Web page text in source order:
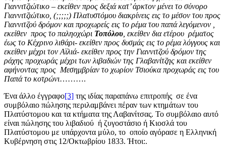
Γιαννιτζιώτικο – εκείθεν προς δεξιά κατ’ άρκτον μένει το σύνορο
Γιαννιτζιώτικο, (;;;;;) Πλατυστόμου διακρίνεις εις το μέσον του προς
Γιαννιτζού δρόμον και προχωρείς εις το ρέμα του παπά λεγόμενον ,
εκείθεν προς το παληοχώρι Τοπόλου , εκείθεν δια ετέρου ρέματος
έως το Κέχρινο λιθάρι- εκείθεν προς δυσμάς εις το ρέμα λόγγους και
εκείθεν μέχρι τον Αϊλιά- εκείθεν προς την Γιαννιτζού δρόμον της
ράχης προχωράς μέχρι των λιβαδιών της Γλαβανίτζης και εκείθεν
αφήνοντας προς Μεσημβρίαν το χωρίον Τσιούκα προχωράς εις του
Παπά το κοτρώνι……….
Ένα άλλο έγγραφο[3] της ιδίας παραπάνω επιτροπής σε ένα
συμβόλαιο πώλησης περιλαμβάνει πέραν των κτημάτων του
Πλατύστομου και τα κτήματα της Λαβανίτσας. Το συμβόλαιο αυτό
είναι πώλησης του λιβαδιού ή ζυγοστάσιο ή Κιοσλά του
Πλατύστομου με υπάρχοντα μύλο, το οποίο αγόρασε η Ελληνική
Κυβέρνηση στις 12/Οκτωβρίου 1833. Ήτοι:.